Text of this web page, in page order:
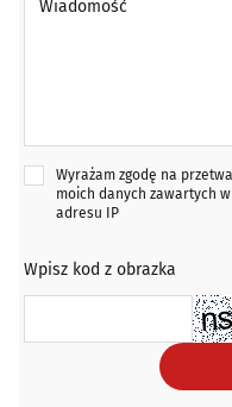
Wyrażam zgodę na
moich danych zawartych
adresu IP
Wpisz kod z obrazka